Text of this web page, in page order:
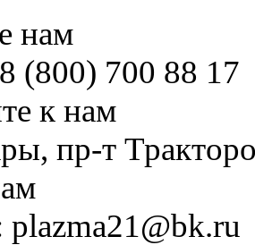
нам
(800) 700 88 17
к нам
пр-т
plazma21@bk.ru